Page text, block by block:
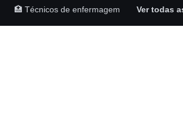
🏥 Técnicos de enfermagem
Ver todas